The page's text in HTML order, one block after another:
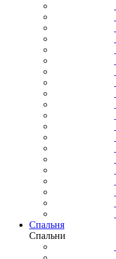
Спальня
Спальни